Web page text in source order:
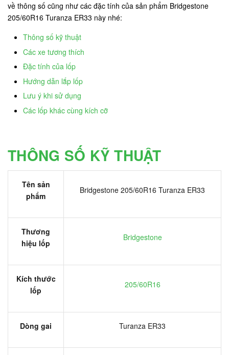
về thông số cũng như các đặc tính của sản phẩm Bridgestone
205/60R16 Turanza ER33 này nhé:
Thông số kỹ thuật
Các xe tương thích
Đặc tính của lốp
Hướng dẫn lắp lốp
Lưu ý khi sử dụng
Các lốp khác cùng kích cỡ
THÔNG SỐ KỸ THUẬT
Tên sản
phẩm
Bridgestone 205/60R16 Turanza ER33
Thương
hiệu lốp
Bridgestone
Kích thước
lốp
205/60R16
Dòng gai Turanza ER33